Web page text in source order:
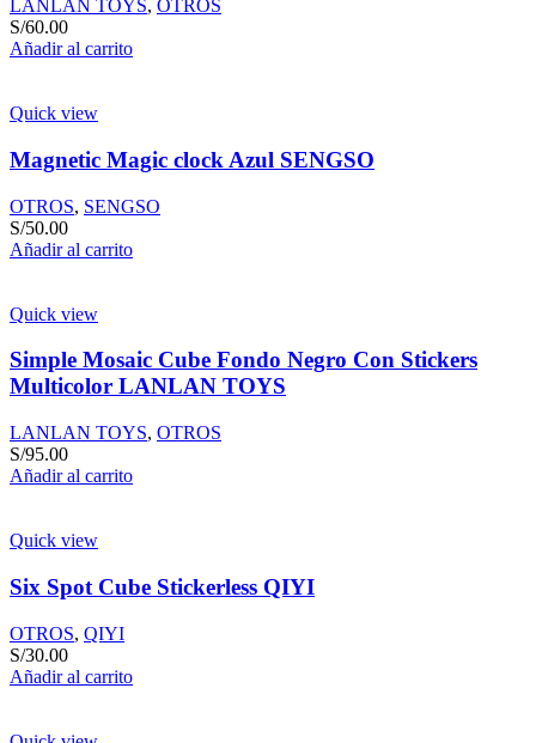
LANLAN TOYS, OTROS
S/60.00
Añadir al carrito
Quick view
Magnetic Magic clock Azul SENGSO
OTROS, SENGSO
S/50.00
Añadir al carrito
Quick view
Simple Mosaic Cube Fondo Negro Con Stickers
Multicolor LANLAN TOYS
LANLAN TOYS, OTROS
S/95.00
Añadir al carrito
Quick view
Six Spot Cube Stickerless QIYI
OTROS, QIYI
S/30.00
Añadir al carrito